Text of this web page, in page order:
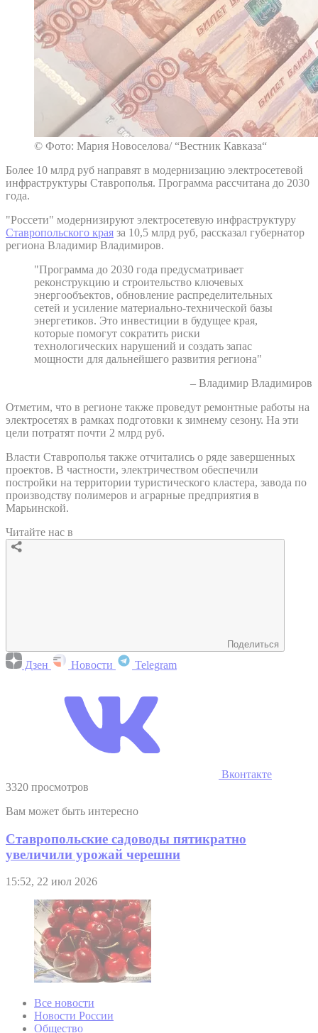
© Фото: Мария Новоселова/ “Вестник Кавказа“
Более 10 млрд руб направят в модернизацию электросетевой
инфраструктуры Ставрополья. Программа рассчитана до 2030
года.
"Россети" модернизируют электросетевую инфраструктуру
Ставропольского края за 10,5 млрд руб, рассказал губернатор
региона Владимир Владимиров.
"Программа до 2030 года предусматривает
реконструкцию и строительство ключевых
энергообъектов, обновление распределительных
сетей и усиление материально-технической базы
энергетиков. Это инвестиции в будущее края,
которые помогут сократить риски
технологических нарушений и создать запас
мощности для дальнейшего развития региона"
– Владимир Владимиров
Отметим, что в регионе также проведут ремонтные работы на
электросетях в рамках подготовки к зимнему сезону. На эти
цели потратят почти 2 млрд руб.
Власти Ставрополья также отчитались о ряде завершенных
проектов. В частности, электричеством обеспечили
постройки на территории туристического кластера, завода по
производству полимеров и аграрные предприятия в
Марьинской.
Читайте нас в
Поделиться
Дзен Новости Telegram
Вконтакте
3320 просмотров
Вам может быть интересно
Ставропольские садоводы пятикратно
увеличили урожай черешни
15:52, 22 июл 2026
Все новости
Новости России
Общество